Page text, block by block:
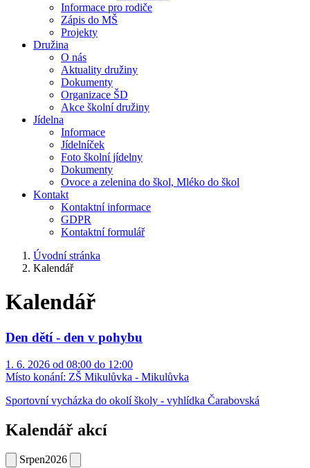
Informace pro rodiče
Zápis do MŠ
Projekty
Družina
O nás
Aktuality družiny
Dokumenty
Organizace ŠD
Akce školní družiny
Jídelna
Informace
Jídelníček
Foto školní jídelny
Dokumenty
Ovoce a zelenina do škol, Mléko do škol
Kontakt
Kontaktní informace
GDPR
Kontaktní formulář
Úvodní stránka
Kalendář
Kalendář
Den dětí - den v pohybu
1. 6. 2026 od 08:00 do 12:00
Místo konání: ZŠ Mikulůvka - Mikulůvka
Sportovní vycházka do okolí školy - vyhlídka Čarabovská
Kalendář akcí
Srpen2026